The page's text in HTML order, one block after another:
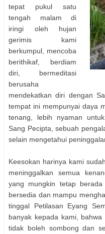
tepat pukul satu
tengah malam di
iringi oleh hujan
gerimis kami
berkumpul, mencoba
berithikaf, berdiam
diri, bermeditasi
berusaha
mendekatkan diri dengan
tempat ini mempunyai daya
tenang, lebih nyaman
Sang Pecipta, sebuah
selain mengetahui
Keesokan harinya kami
meninggalkan semua
yang mungkin tetap
bersedia dan mampu
tinggal Petilasan Eyang
banyak kepada kami,
tidak boleh sombong dan